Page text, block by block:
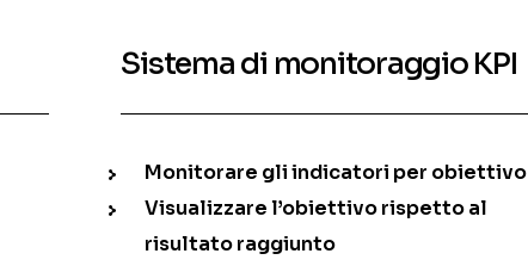
Sistema di monitoraggio KPI
Monitorare gli indicatori per obiettivo
Visualizzare l’obiettivo rispetto al
risultato raggiunto